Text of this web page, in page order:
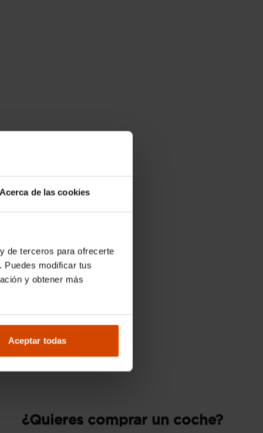
Acerca de las cookies
de terceros para ofrecerte
Puedes modificar tus
y obtener más
Aceptar todas
¿Quieres comprar un coche?